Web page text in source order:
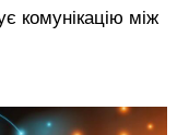
комунікацію між